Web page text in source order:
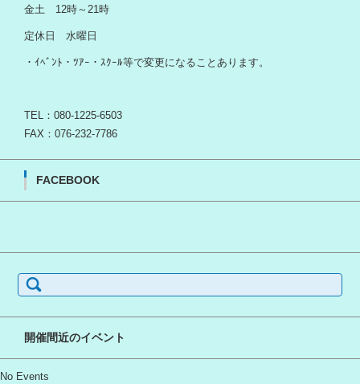
金土 12時～21時
定休日 水曜日
・ｲﾍﾞﾝﾄ・ﾂｱｰ・ｽｸｰﾙ等で変更になることあります。
TEL：080-1225-6503
FAX：076-232-7786
FACEBOOK
索:
開催間近のイベント
No Events